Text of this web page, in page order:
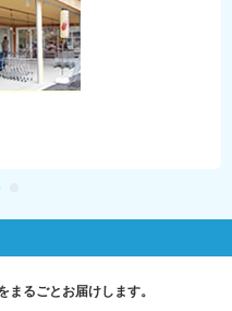
まるごとお届けします。